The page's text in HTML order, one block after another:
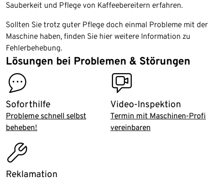
Sauberkeit und Pflege von Kaffeebereitern erfahren.
Sollten Sie trotz guter Pflege doch einmal Probleme mit der
Maschine haben, finden Sie hier weitere Information zu
Fehlerbehebung.
Lösungen bei Problemen & Störungen
contact
Soforthilfe
Probleme schnell selbst
beheben!
video_inspection
Video-Inspektion
Termin mit Maschinen-Profi
vereinbaren
assembly_installation
Reklamation